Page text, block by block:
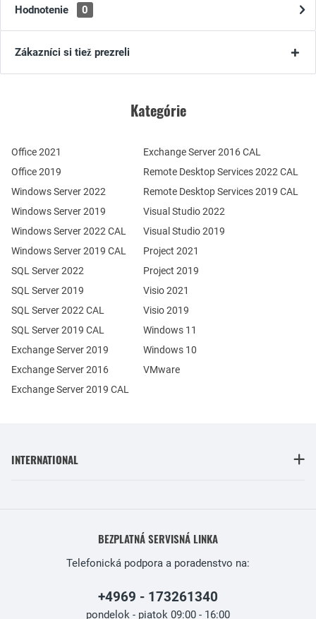
Hodnotenie 0
Zákazníci si tiež prezreli
Kategórie
Office 2021
Office 2019
Windows Server 2022
Windows Server 2019
Exchange Server 2019
Exchange Server 2016
SQL Server 2022
SQL Server 2019
Windows Server 2022 CAL
Windows Server 2019 CAL
SQL Server 2022 CAL
SQL Server 2019 CAL
Remote Desktop Services 2022 CAL
Remote Desktop Services 2019 CAL
Exchange Server 2019 CAL
Exchange Server 2016 CAL
Visual Studio 2022
Visual Studio 2019
Project 2021
Project 2019
Visio 2021
Visio 2019
Windows 11
Windows 10
VMware
INTERNATIONAL
BEZPLATNÁ SERVISNÁ LINKA
Telefonická podpora a poradenstvo na:
+4969 - 173261340
pondelok - piatok 09:00 - 16:00